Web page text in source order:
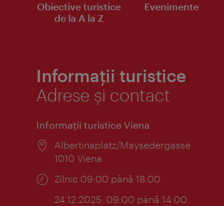
Obiective turistice
de la A la Z
Evenimente
Informații turistice
Adrese și contact
Informaţii turistice Viena
Locul:
Albertinaplatz/Maysedergasse
1010 Viena
Program:
Zilnic 09:00 până 18:00
24.12.2025: 09:00 până 14:00